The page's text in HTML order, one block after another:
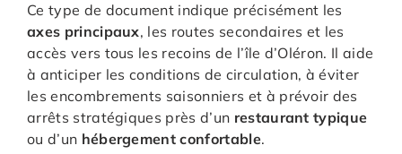
Ce type de document indique précisément les
axes principaux, les routes secondaires et les
accès vers tous les recoins de l’île d’Oléron. Il aide
à anticiper les conditions de circulation, à éviter
les encombrements saisonniers et à prévoir des
arrêts stratégiques près d’un restaurant typique
ou d’un hébergement confortable.